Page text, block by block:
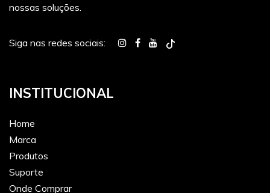
nossas soluções.
Siga nas redes sociais:
INSTITUCIONAL
Home
Marca
Produtos
Suporte
Onde Comprar